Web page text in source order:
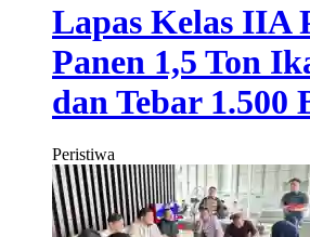
Lapas Kelas IIA
Panen 1,5 Ton
dan Tebar 1.500
Peristiwa